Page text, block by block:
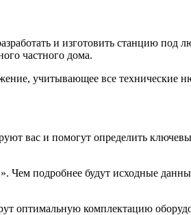
и изготовить станцию под
частного дома.
учитывающее все технические
вас и помогут определить
Чем подробнее будут исходные
оптимальную комплектацию